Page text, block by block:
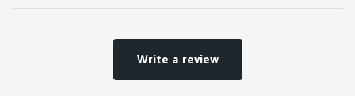
Write a review